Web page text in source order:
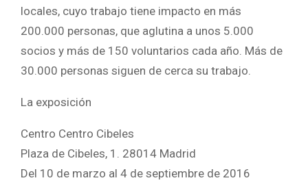
locales, cuyo trabajo tiene impacto en más
200.000 personas, que aglutina a unos 5.000
socios y más de 150 voluntarios cada año. Más de
30.000 personas siguen de cerca su trabajo.
La exposición
Centro Centro Cibeles
Plaza de Cibeles, 1. 28014 Madrid
Del 10 de marzo al 4 de septiembre de 2016